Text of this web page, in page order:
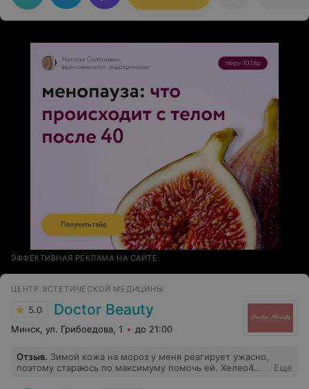
ЭФФЕКТИВНАЯ РЕКЛАМА НА САЙТЕ
ЦЕНТР ЭСТЕТИЧЕСКОЙ МЕДИЦИНЫ
5.0 Doctor Beauty
Минск, ул. Грибоедова, 1 до 21:00
Отзыв. Зимой кожа на мороз у меня реагирует ужасно,
поэтому стараюсь по максимуму помочь ей. Хелео4
Еще